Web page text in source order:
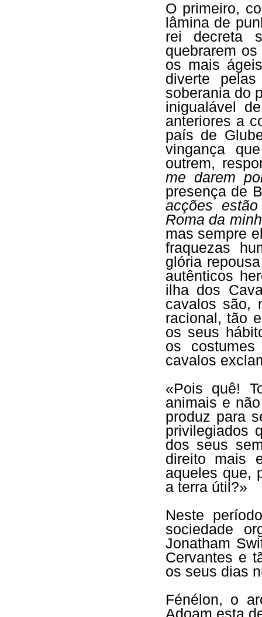
O primeiro,
lâmina de
rei decreta
quebrarem
os mais
diverte
soberania do
inigualável
anteriores a
país de
vingança
outrem,
me darem
presença de
acções
Roma da
mas sempre
fraquezas
glória
autênticos
ilha dos
cavalos são,
racional, tão
os seus
os
cavalos
«Pois quê!
animais e
produz para
privilegiados
dos seus
direito mais
aqueles que,
a terra útil?»
Neste
sociedade
Jonatham
Cervantes e
os seus dias
Fénélon, o
Adoam esta